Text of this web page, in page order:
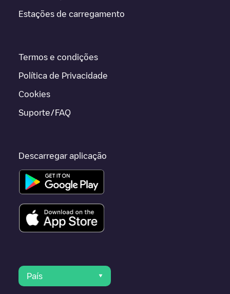
Estações de carregamento
Termos e condições
Política de Privacidade
Cookies
Suporte/FAQ
Descarregar aplicação
País